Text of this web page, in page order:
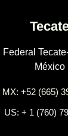
Federal
México
MX: +52 (665)
US: + 1 (760)